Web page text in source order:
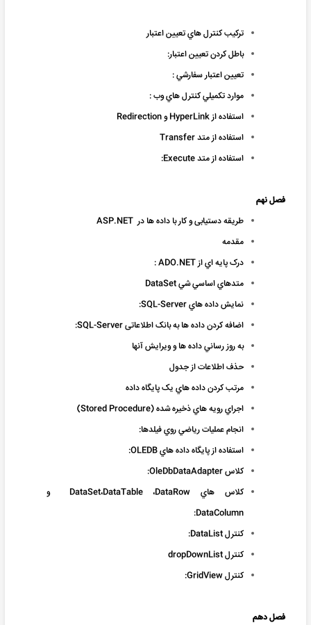
ترکيب کنترل هاي تعيين اعتبار
باطل کردن تعيين اعتبار:
تعيين اعتبار سفارشي :
موارد تکميلي کنترل هاي وب :
استفاده از HyperLink و Redirection
استفاده از متد Transfer
استفاده از متد Execute:
فصل نهم
طریقه دستیابی و کار با داده ها در ASP.NET
مقدمه
درک پايه اي از ADO.NET :
متدهاي اساسي شي DataSet
نمايش داده هاي SQL-Server:
اضافه کردن داده ها به بانک اطلاعاتی SQL-Server:
به روز رساني داده ها و ويرايش آنها
حذف اطلاعات از جدول
مرتب کردن داده هاي يک پايگاه داده
اجراي رويه هاي ذخيره شده (Stored Procedure)
انجام عمليات رياضي روي فيلدها:
استفاده از پايگاه داده هاي OLEDB:
کلاس OleDbDataAdapter:
کلاس هاي DataSet،DataTable ،DataRow و
DataColumn:
کنترل DataList:
کنترل dropDownList
کنترل GridView:
فصل دهم